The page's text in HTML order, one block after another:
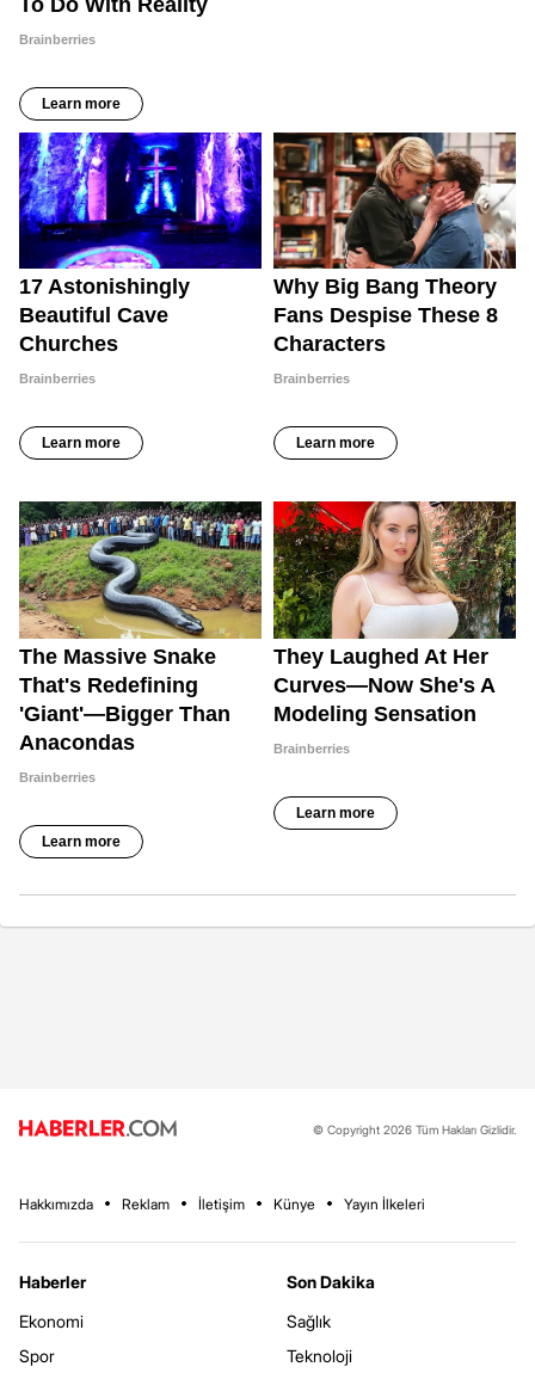
© Copyright 2026 Tüm Hakları Gizlidir.
Hakkımızda Reklam İletişim Künye Yayın İlkeleri
Haberler
Ekonomi
Spor
Son Dakika
Sağlık
Teknoloji